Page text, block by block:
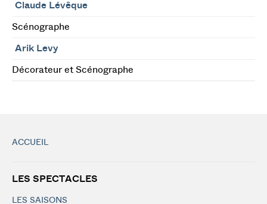
Claude Lévêque
Scénographe
Arik Levy
Décorateur et Scénographe
ACCUEIL
LES SPECTACLES
LES SAISONS